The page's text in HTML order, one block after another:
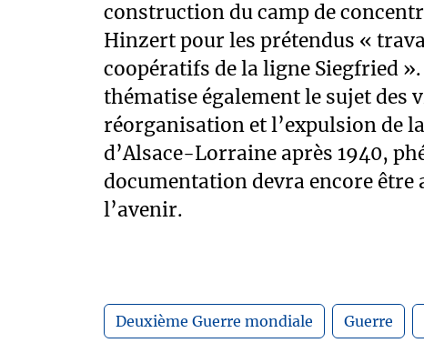
construction du camp de
Hinzert pour les prétendus «
coopératifs de la ligne Siegfried
thématise également le sujet des
réorganisation et l’expulsion de
d’Alsace-Lorraine après 1940,
documentation devra encore être
l’avenir.
Deuxième Guerre mondiale Guerre